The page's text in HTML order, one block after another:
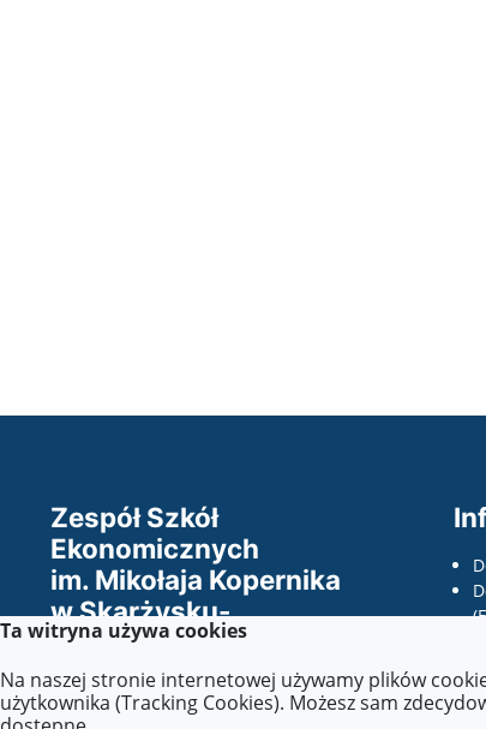
Zespół Szkół
Ekonomicznych
im. Mikołaja Kopernika
w Skarżysku-
Kamiennej
Wszelkie prawa zastrzeżone ©.
Ta witryna używa cookies
Na naszej stronie internetowej używamy plików
użytkownika (Tracking Cookies). Możesz sam